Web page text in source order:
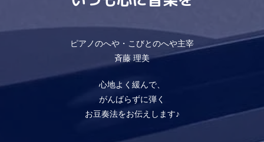
ピアノのへや・こびとのへや主宰
斉藤 理美
心地よく緩んで、
がんばらずに弾く
お豆奏法をお伝えします♪